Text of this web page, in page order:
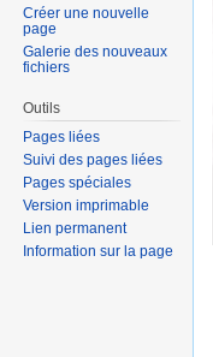
Créer une nouvelle
page
Galerie des nouveaux
fichiers
Outils
Pages liées
Suivi des pages liées
Pages spéciales
Version imprimable
Lien permanent
Information sur la page